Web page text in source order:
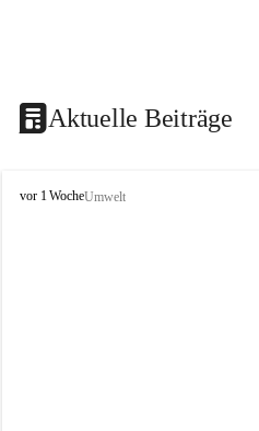
Aktuelle Beiträge
V
vor 1 WocheUmwelt